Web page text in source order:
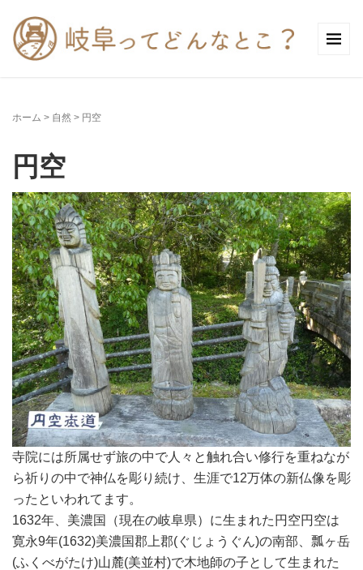
ホーム > 自然 > 円空
円空
寺院には所属せず旅の中で人々と触れ合い修行を重ねなが
ら祈りの中で神仏を彫り続け、生涯で12万体の新仏像を彫
ったといわれてます。
1632年、美濃国（現在の岐阜県）に生まれた円空円空は
寛永9年(1632)美濃国郡上郡(ぐじょうぐん)の南部、瓢ヶ岳
(ふくべがたけ)山麓(美並村)で木地師の子として生まれた